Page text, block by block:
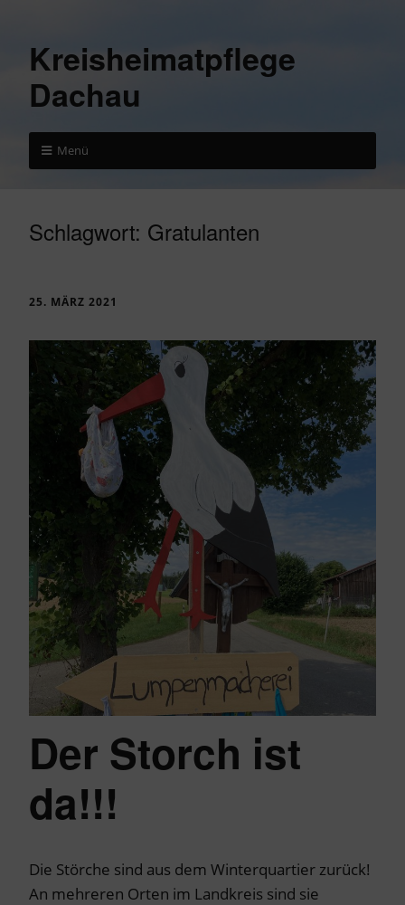
Kreisheimatpflege
Dachau
Menü
Schlagwort: Gratulanten
25. MÄRZ 2021
Der Storch ist
da!!!
Die Störche sind aus dem Winterquartier zurück!
An mehreren Orten im Landkreis sind sie